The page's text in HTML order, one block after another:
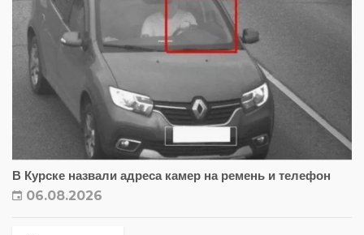
В Курске назвали адреса камер на ремень и телефон
06.08.2026